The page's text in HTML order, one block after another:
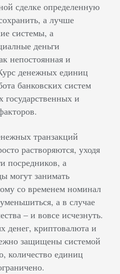
сделке определенную
а лучше
системы, а
деньги
непостоянная и
денежных единиц
банковских систем
государственных и
транзакций
растворяются, уходя
посредников, а
могут занимать
со временем номинал
а в случае
– и вовсе исчезнуть.
денег, криптовалюта и
защищены системой
количество единиц